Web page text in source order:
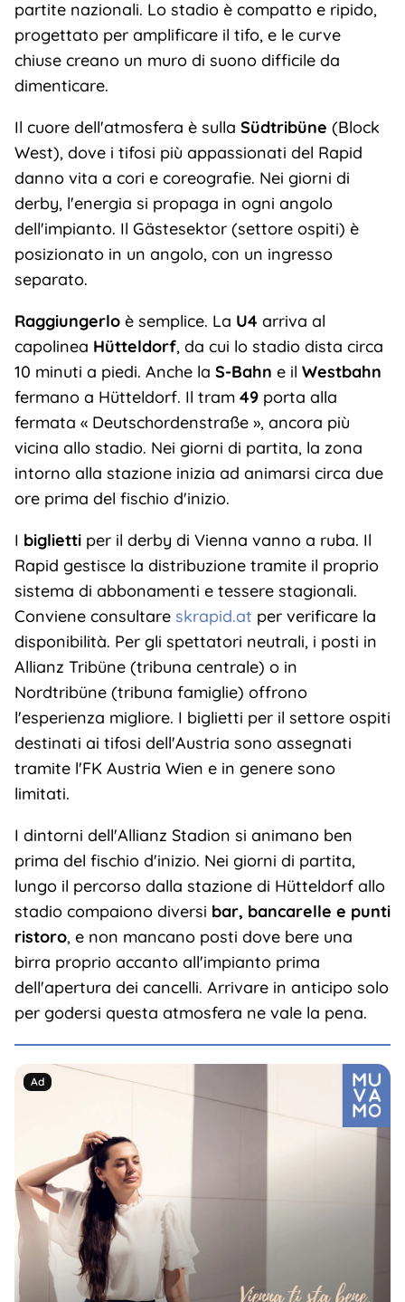
partite nazionali. Lo stadio è compatto e ripido,
progettato per amplificare il tifo, e le curve
chiuse creano un muro di suono difficile da
dimenticare.
Il cuore dell'atmosfera è sulla Südtribüne (Block
West), dove i tifosi più appassionati del Rapid
danno vita a cori e coreografie. Nei giorni di
derby, l'energia si propaga in ogni angolo
dell'impianto. Il Gästesektor (settore ospiti) è
posizionato in un angolo, con un ingresso
separato.
Raggiungerloè semplice. La U4 arriva al
capolinea Hütteldorf, da cui lo stadio dista circa
10 minuti a piedi. Anche la S-Bahn e il Westbahn
fermano a Hütteldorf. Il tram 49porta alla
fermata « Deutschordenstraße », ancora più
vicina allo stadio. Nei giorni di partita, la zona
intorno alla stazione inizia ad animarsi circa due
ore prima del fischio d'inizio.
I bigliettiper il derby di Vienna vanno a ruba. Il
Rapid gestisce la distribuzione tramite il proprio
sistema di abbonamenti e tessere stagionali.
Conviene consultare skrapid.at per verificare la
disponibilità. Per gli spettatori neutrali, i posti in
Allianz Tribüne (tribuna centrale) o in
Nordtribüne (tribuna famiglie) offrono
l'esperienza migliore. I biglietti per il settore ospiti
destinati ai tifosi dell'Austria sono assegnati
tramite l'FK Austria Wien e in genere sono
limitati.
I dintorni dell'Allianz Stadion si animano ben
prima del fischio d'inizio. Nei giorni di partita,
lungo il percorso dalla stazione di Hütteldorf allo
stadio compaiono diversi bar, bancarelle e punti
ristoro, e non mancano posti dove bere una
birra proprio accanto all'impianto prima
dell'apertura dei cancelli. Arrivare in anticipo solo
per godersi questa atmosfera ne vale la pena.